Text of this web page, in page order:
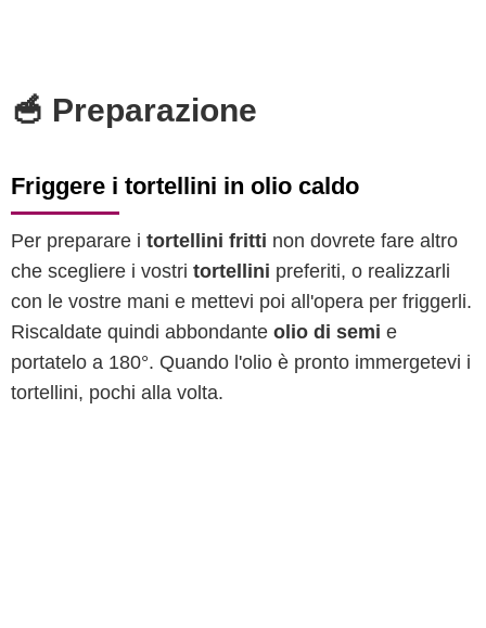
🥣 Preparazione
Friggere i tortellini in olio caldo
Per preparare i tortellini fritti non dovrete fare altro
che scegliere i vostri tortellini preferiti, o realizzarli
con le vostre mani e mettevi poi all'opera per friggerli.
Riscaldate quindi abbondante olio di semi e
portatelo a 180°. Quando l'olio è pronto immergetevi i
tortellini, pochi alla volta.